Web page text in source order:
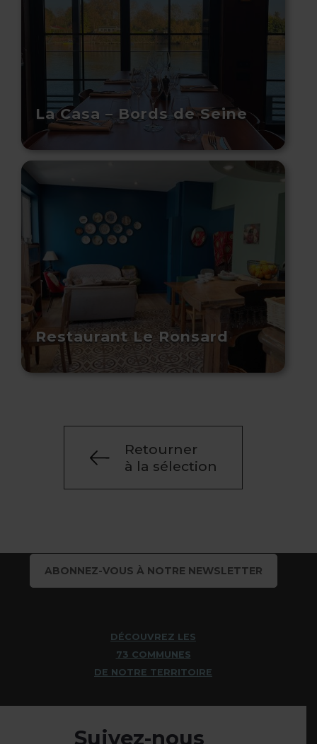
La Casa – Bords de Seine
Restaurant Le Ronsard
Retourner
à la sélection
ABONNEZ-VOUS À NOTRE NEWSLETTER
DÉCOUVREZ LES
73 COMMUNES
DE NOTRE TERRITOIRE
Suivez-nous